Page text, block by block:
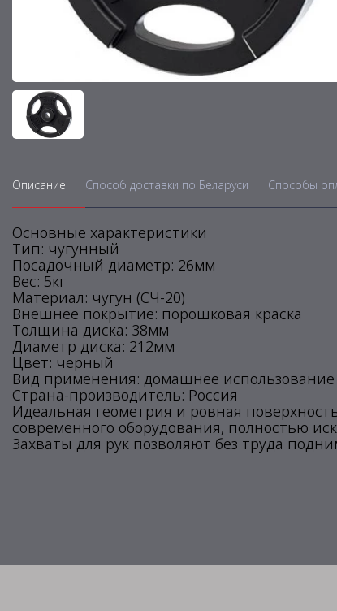
Описание Способ доставки по Беларуси Способы
Основные характеристики
Тип: чугунный
Посадочный диаметр: 26мм
Вес: 5кг
Материал: чугун (СЧ-20)
Внешнее покрытие: порошковая краска
Толщина диска: 38мм
Диаметр диска: 212мм
Цвет: черный
Вид применения: домашнее использование
Страна-производитель: Россия
Идеальная геометрия и ровная
современного оборудования, полностью
Захваты для рук позволяют без труда